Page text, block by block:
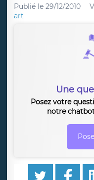
Publié le 29/12/2010
art
Une
Posez votre
notre